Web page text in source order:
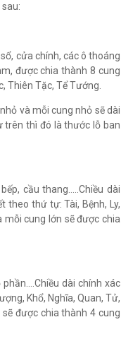
cửa chính, các ô thoáng
được chia thành 8 cung
Thiên Tặc, Tể Tướng.
và mỗi cung nhỏ sẽ dài
trên thì đó là thước lỗ ban
cầu thang…..Chiều dài
theo thứ tự: Tài, Bệnh, Ly,
mỗi cung lớn sẽ được chia
dài chính xác
Khổ, Nghĩa, Quan, Tử,
được chia thành 4 cung